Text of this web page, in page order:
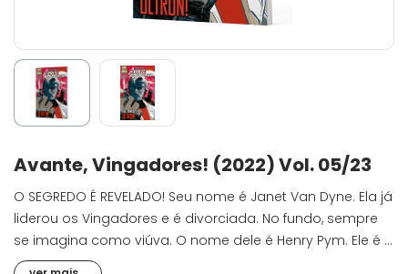
Avante, Vingadores! (2022) Vol. 05/23
O SEGREDO É REVELADO! Seu nome é Janet Van Dyne. Ela já
liderou os Vingadores e é divorciada. No fundo, sempre
se imagina como viúva. O nome dele é Henry Pym. Ele é o
líder da nova Legião Letal. É o ex-marido de Janet Van